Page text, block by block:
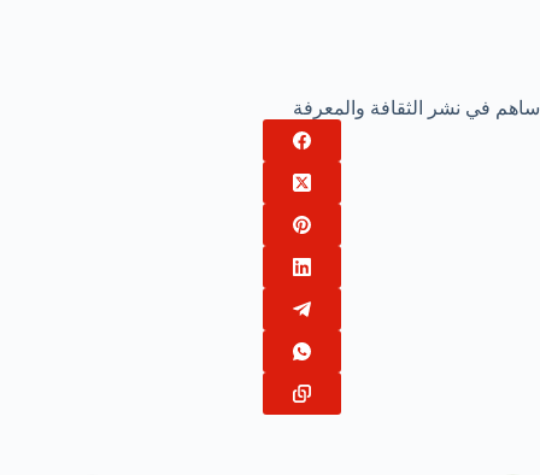
ساهم في نشر الثقافة والمعرفة